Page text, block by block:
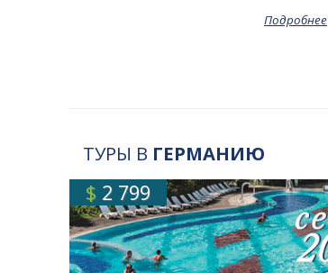
Подробнее
ТУРЫ В ГЕРМАНИЮ
$ 2 799